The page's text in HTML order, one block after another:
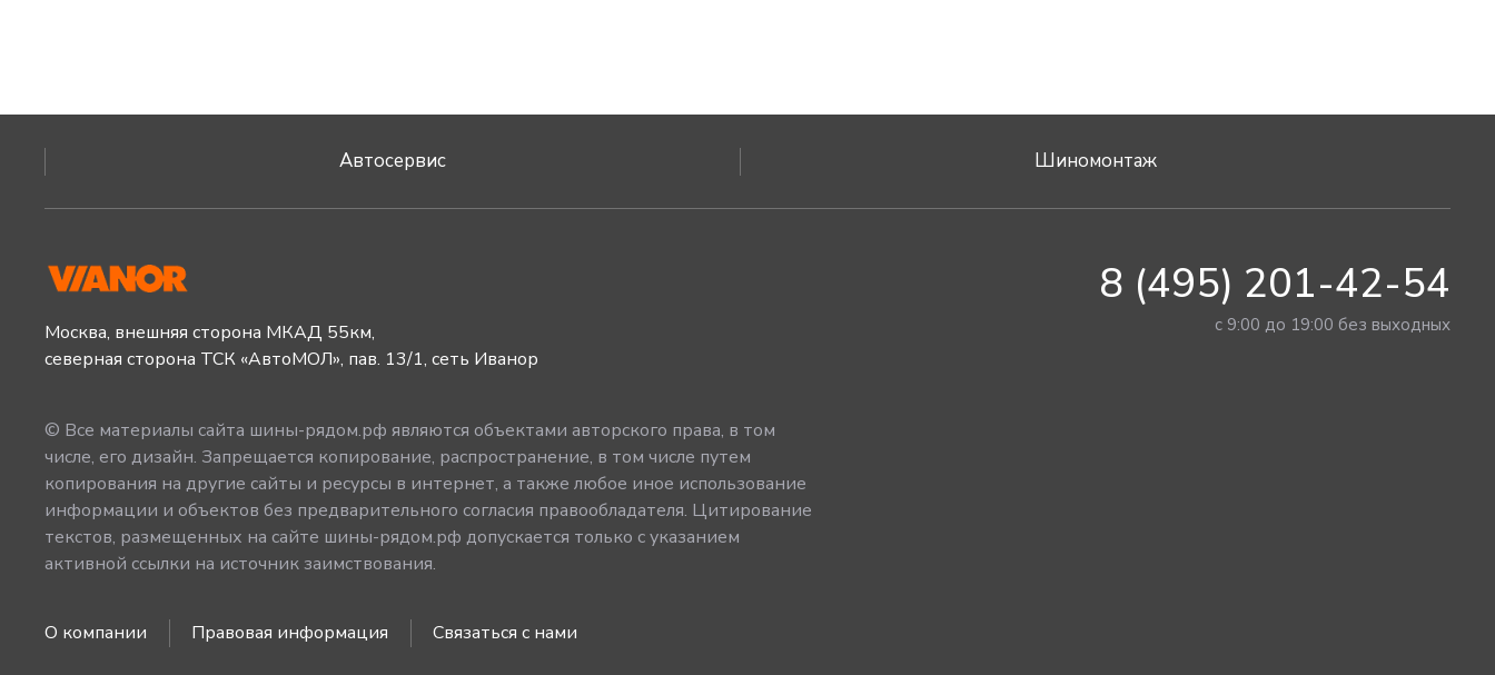
Автосервис Шиномонтаж
Москва, внешняя сторона МКАД 55км,
северная сторона ТСК «АвтоМОЛ», пав. 13/1, сеть Иванор
8 (495) 201-42-54
с 9:00 до 19:00 без выходных
© Все материалы сайта шины-рядом.рф являются объектами авторского права, в том
числе, его дизайн. Запрещается копирование, распространение, в том числе путем
копирования на другие сайты и ресурсы в интернет, а также любое иное использование
информации и объектов без предварительного согласия правообладателя. Цитирование
текстов, размещенных на сайте шины-рядом.рф допускается только с указанием
активной ссылки на источник заимствования.
О компании Правовая информация Связаться с нами